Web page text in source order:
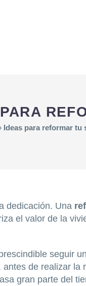
Ideas para reformar tu
dedicación. Una
el valor de la
seguir
de realizar la
gran parte del